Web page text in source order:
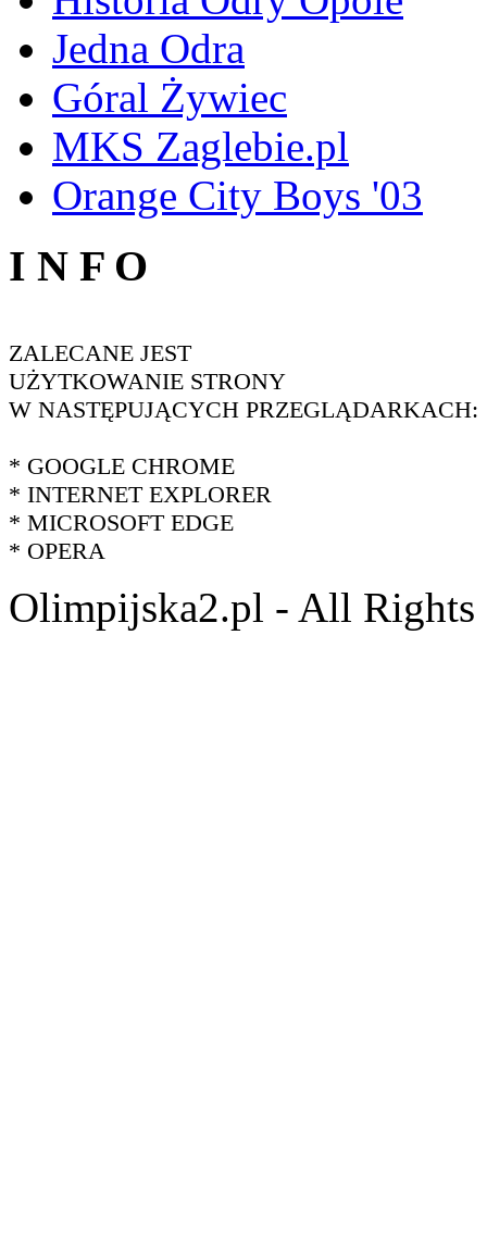
Jedna Odra
Góral Żywiec
MKS Zaglebie.pl
Orange City Boys '03
I N F O
ZALECANE JEST
UŻYTKOWANIE STRONY
W NASTĘPUJĄCYCH PRZEGLĄDARKACH:
* GOOGLE CHROME
* INTERNET EXPLORER
* MICROSOFT EDGE
* OPERA
Olimpijska2.pl - All Rights